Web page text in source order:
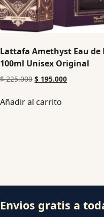
Lattafa Amethyst Eau de
100ml Unisex Original
$225.000 $ 195.000
Añadir al carrito
Envios gratis a